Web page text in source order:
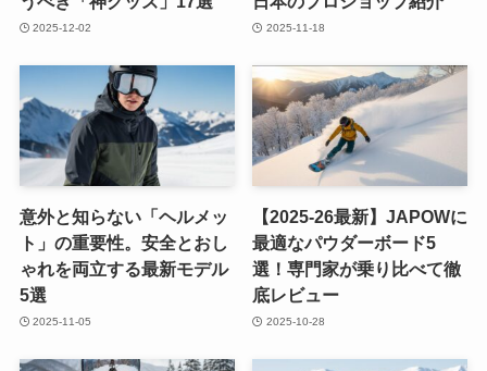
2025-12-02 2025-11-18
意外と知らない「ヘルメッ
ト」の重要性。安全とおし
ゃれを両立する最新モデル
5選
2025-11-05
【2025-26最新】JAPOWに
最適なパウダーボード5
選！専門家が乗り比べて徹
底レビュー
2025-10-28